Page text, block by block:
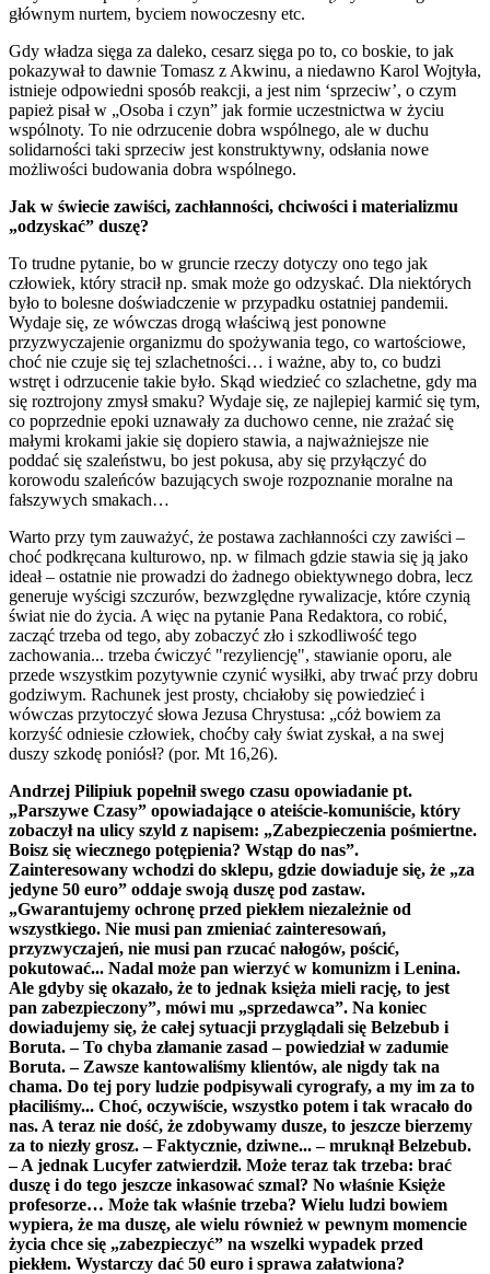
głównym nurtem, byciem nowoczesny etc.
Gdy władza sięga za daleko, cesarz sięga po to, co boskie, to jak
pokazywał to dawnie Tomasz z Akwinu, a niedawno Karol Wojtyła,
istnieje odpowiedni sposób reakcji, a jest nim ‘sprzeciw’, o czym
papież pisał w „Osoba i czyn” jak formie uczestnictwa w życiu
wspólnoty. To nie odrzucenie dobra wspólnego, ale w duchu
solidarności taki sprzeciw jest konstruktywny, odsłania nowe
możliwości budowania dobra wspólnego.
Jak w świecie zawiści, zachłanności, chciwości i materializmu
„odzyskać” duszę?
To trudne pytanie, bo w gruncie rzeczy dotyczy ono tego jak
człowiek, który stracił np. smak może go odzyskać. Dla niektórych
było to bolesne doświadczenie w przypadku ostatniej pandemii.
Wydaje się, ze wówczas drogą właściwą jest ponowne
przyzwyczajenie organizmu do spożywania tego, co wartościowe,
choć nie czuje się tej szlachetności… i ważne, aby to, co budzi
wstręt i odrzucenie takie było. Skąd wiedzieć co szlachetne, gdy ma
się roztrojony zmysł smaku? Wydaje się, ze najlepiej karmić się tym,
co poprzednie epoki uznawały za duchowo cenne, nie zrażać się
małymi krokami jakie się dopiero stawia, a najważniejsze nie
poddać się szaleństwu, bo jest pokusa, aby się przyłączyć do
korowodu szaleńców bazujących swoje rozpoznanie moralne na
fałszywych smakach…
Warto przy tym zauważyć, że postawa zachłanności czy zawiści –
choć podkręcana kulturowo, np. w filmach gdzie stawia się ją jako
ideał – ostatnie nie prowadzi do żadnego obiektywnego dobra, lecz
generuje wyścigi szczurów, bezwzględne rywalizacje, które czynią
świat nie do życia. A więc na pytanie Pana Redaktora, co robić,
zacząć trzeba od tego, aby zobaczyć zło i szkodliwość tego
zachowania... trzeba ćwiczyć "rezyliencję", stawianie oporu, ale
przede wszystkim pozytywnie czynić wysiłki, aby trwać przy dobru
godziwym. Rachunek jest prosty, chciałoby się powiedzieć i
wówczas przytoczyć słowa Jezusa Chrystusa: „cóż bowiem za
korzyść odniesie człowiek, choćby cały świat zyskał, a na swej
duszy szkodę poniósł? (por. Mt 16,26).
Andrzej Pilipiuk popełnił swego czasu opowiadanie pt.
„Parszywe Czasy” opowiadające o ateiście-komuniście, który
zobaczył na ulicy szyld z napisem: „Zabezpieczenia pośmiertne.
Boisz się wiecznego potępienia? Wstąp do nas”.
Zainteresowany wchodzi do sklepu, gdzie dowiaduje się, że „za
jedyne 50 euro” oddaje swoją duszę pod zastaw.
„Gwarantujemy ochronę przed piekłem niezależnie od
wszystkiego. Nie musi pan zmieniać zainteresowań,
przyzwyczajeń, nie musi pan rzucać nałogów, pościć,
pokutować... Nadal może pan wierzyć w komunizm i Lenina.
Ale gdyby się okazało, że to jednak księża mieli rację, to jest
pan zabezpieczony”, mówi mu „sprzedawca”. Na koniec
dowiadujemy się, że całej sytuacji przyglądali się Belzebub i
Boruta. – To chyba złamanie zasad – powiedział w zadumie
Boruta. – Zawsze kantowaliśmy klientów, ale nigdy tak na
chama. Do tej pory ludzie podpisywali cyrografy, a my im za to
płaciliśmy... Choć, oczywiście, wszystko potem i tak wracało do
nas. A teraz nie dość, że zdobywamy dusze, to jeszcze bierzemy
za to niezły grosz. – Faktycznie, dziwne... – mruknął Belzebub.
– A jednak Lucyfer zatwierdził. Może teraz tak trzeba: brać
duszę i do tego jeszcze inkasować szmal? No właśnie Księże
profesorze… Może tak właśnie trzeba? Wielu ludzi bowiem
wypiera, że ma duszę, ale wielu również w pewnym momencie
życia chce się „zabezpieczyć” na wszelki wypadek przed
piekłem. Wystarczy dać 50 euro i sprawa załatwiona?